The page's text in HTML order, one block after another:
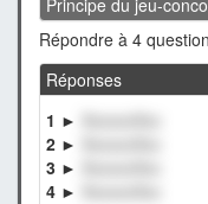
Répondre à 4
Réponses
1 ►
XxxxxxXxx
2 ►
3 ►
4 ►